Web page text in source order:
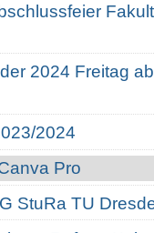
2024 Freitag
2024
Pro
StuRa TU